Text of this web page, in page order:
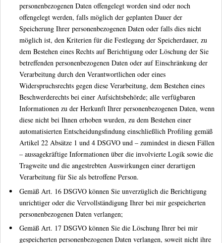
personenbezogenen Daten offengelegt worden sind oder noch
offengelegt werden, falls möglich der geplanten Dauer der
Speicherung Ihrer personenbezogenen Daten oder falls dies nicht
möglich ist, den Kriterien für die Festlegung der Speicherdauer, zu
dem Bestehen eines Rechts auf Berichtigung oder Löschung der Sie
betreffenden personenbezogenen Daten oder auf Einschränkung der
Verarbeitung durch den Verantwortlichen oder eines
Widerspruchsrechts gegen diese Verarbeitung, dem Bestehen eines
Beschwerderechts bei einer Aufsichtsbehörde; alle verfügbaren
Informationen zu der Herkunft Ihrer personenbezogenen Daten, wenn
diese nicht bei Ihnen erhoben wurden, zu dem Bestehen einer
automatisierten Entscheidungsfindung einschließlich Profiling gemäß
Artikel 22 Absätze 1 und 4 DSGVO und – zumindest in diesen Fällen
– aussagekräftige Informationen über die involvierte Logik sowie die
Tragweite und die angestrebten Auswirkungen einer derartigen
Verarbeitung für Sie als betroffene Person.
Gemäß Art. 16 DSGVO können Sie unverzüglich die Berichtigung
unrichtiger oder die Vervollständigung Ihrer bei mir gespeicherten
personenbezogenen Daten verlangen;
Gemäß Art. 17 DSGVO können Sie die Löschung Ihrer bei mir
gespeicherten personenbezogenen Daten verlangen, soweit nicht ihre